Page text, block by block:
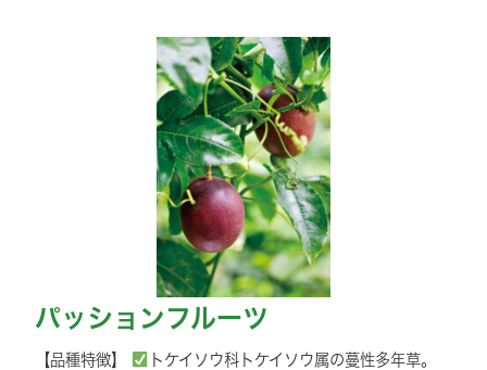
パッションフルーツ
【品種特徴】
トケイソウ科トケイソウ属の蔓性多年草。